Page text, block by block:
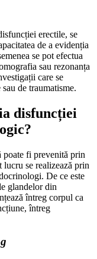
erectile, se
de a evidenția
se pot efectua
sau rezonanța
care se
de traumatisme.
disfuncției
poate fi prevenită prin
se realizează prin
De ce este
glandelor din
întreg corpul ca
întreg